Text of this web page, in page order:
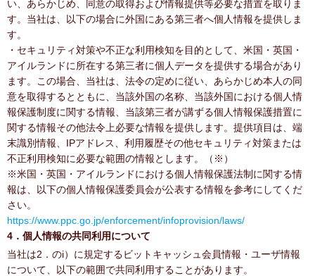
い、あらかじめ、同意の取得および情報提供等必要な措置を取りま
す。当社は、以下の場合に外国にある第三者へ個人情報を提供しま
す。
・セキュリティ対策や不正な利用検知を目的として、米国・英国・
アイルランドに所在する第三者に個人データを提供する場合があり
ます。この場合、当社は、法令の定めに従い、あらかじめ本人の同
意を取得するとともに、当該外国の名称、当該外国における個人情
報保護制度に関する情報、当該第三者が講ずる個人情報保護措置に
関する情報その他法令上必要な情報を提供します。提供項目は、端
末識別情報、IPアドレス、利用履歴その他セキュリティ対策または
不正利用検知に必要な範囲の情報とします。（※）
※米国・英国・アイルランドにおける個人情報保護法制に関する情
報は、以下の個人情報保護委員会が公表する情報を参考にしてくだ
さい。
https://www.ppc.go.jp/enforcement/infoprovision/laws/
4．個人情報の共同利用について
当社は2．のi）に規定するビットキャッシュ会員情報・ユーザ情報
について、以下の範囲で共同利用することがあります。